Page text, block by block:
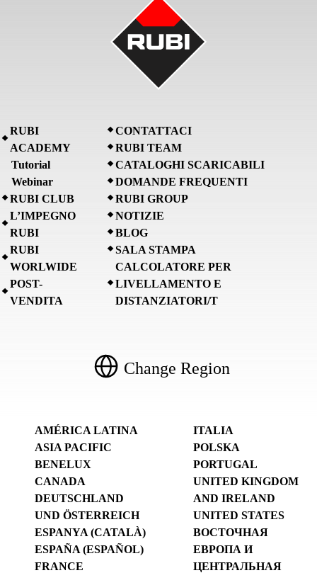
RUBI
ACADEMY
Tutorial
Webinar
RUBI CLUB
L’IMPEGNO
RUBI
RUBI
WORLWIDE
POST-
VENDITA
CONTATTACI
RUBI TEAM
CATALOGHI SCARICABILI
DOMANDE FREQUENTI
RUBI GROUP
NOTIZIE
BLOG
SALA STAMPA
CALCOLATORE PER
LIVELLAMENTO E
DISTANZIATORI/T
Change Region
AMÉRICA LATINA
ASIA PACIFIC
BENELUX
CANADA
DEUTSCHLAND
UND ÖSTERREICH
ESPANYA (CATALÀ)
ESPAÑA (ESPAÑOL)
FRANCE
ITALIA
POLSKA
PORTUGAL
UNITED KINGDOM
AND IRELAND
UNITED STATES
ВОСТОЧНАЯ
ЕВРОПА И
ЦЕНТРАЛЬНАЯ